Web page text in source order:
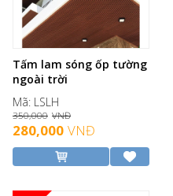
Tấm lam sóng ốp tường
ngoài trời
Mã: LSLH
350,000 VNĐ
280,000 VNĐ